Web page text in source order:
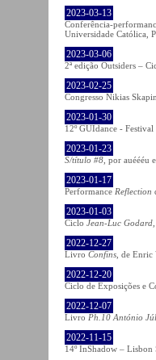
2023-03-13
Conferência-
Universidade Católica,
2023-03-06
2ª edição Outsiders –
2023-02-25
Congresso Nikias
2023-01-30
12º GUIdance -
2023-01-23
S/título #8 , por
2023-01-17
Performance Reflection
2023-01-03
Ciclo Jean-Luc
2022-12-27
Livro Confins , de
2022-12-20
Ciclo de Exposições e
2022-12-07
Livro Ph.10 António
2022-11-15
14º InShadow –